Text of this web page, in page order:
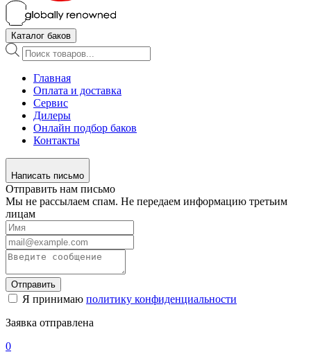
Каталог баков
Поиск
товаров
Главная
Оплата и доставка
Сервис
Дилеры
Онлайн подбор баков
Контакты
Написать письмо
Отправить нам письмо
Мы не рассылаем спам. Не передаем информацию третьим
лицам
Отправить
Я принимаю политику конфиденциальности
Заявка отправлена
0